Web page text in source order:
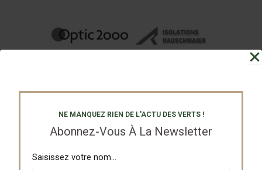
NE MANQUEZ RIEN DE L'ACTU DES VERTS !
Abonnez-Vous À La Newsletter